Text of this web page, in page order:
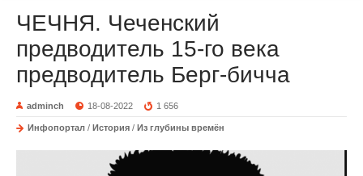
ЧЕЧНЯ. Чеченский
предводитель 15-го века
предводитель Берг-бичча
adminch 18-08-2022 1 656
Инфопортал / История / Из глубины времён